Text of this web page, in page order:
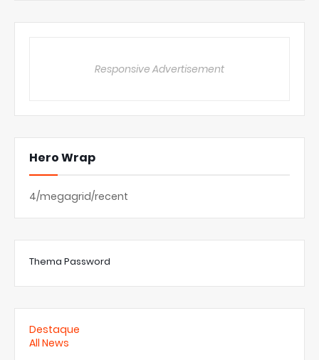
Responsive Advertisement
Hero Wrap
4/megagrid/recent
Thema Password
Destaque
All News